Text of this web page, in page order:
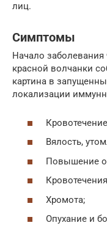
лиц.
Симптомы
Начало заболевания
красной волчанки
картина в
локализации
Вялость,
Повышение
Хромота;
Опухание и